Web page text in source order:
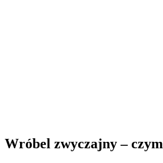
Wróbel zwyczajny –